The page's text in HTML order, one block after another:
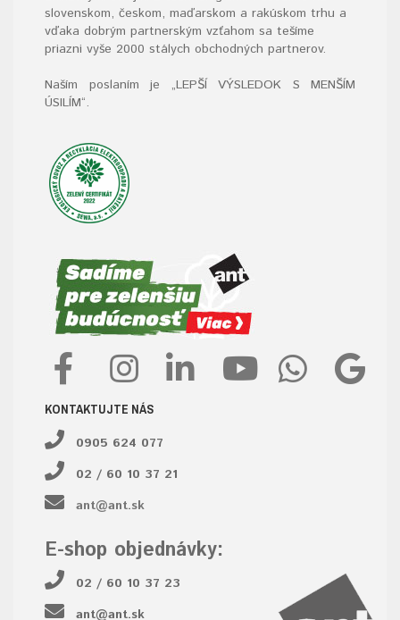
slovenskom, českom, maďarskom a rakúskom trhu a
vďaka dobrým partnerským vzťahom sa tešíme
priazni vyše 2000 stálych obchodných partnerov.
Naším poslaním je „LEPŠÍ VÝSLEDOK S MENŠÍM
ÚSILÍM“.
KONTAKTUJTE NÁS
0905 624 077
02 / 60 10 37 21
ant@ant.sk
E-shop objednávky:
02 / 60 10 37 23
ant@ant.sk